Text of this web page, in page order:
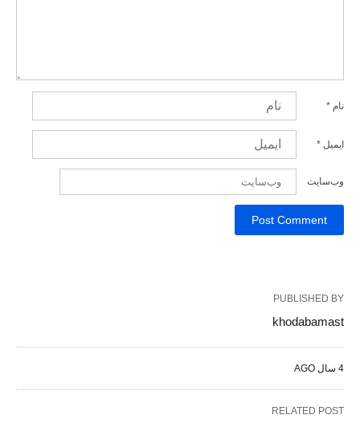
نام *
ایمیل *
وب‌سایت
PUBLISHED BY
khodabamast
4 سال AGO
RELATED POST